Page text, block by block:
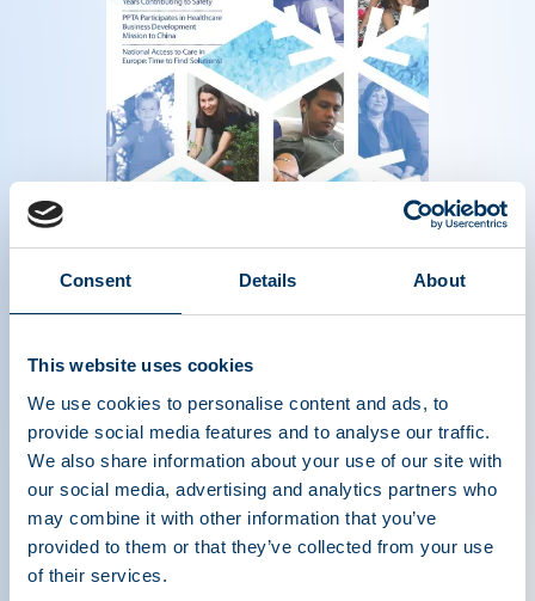
Consent Details About
This website uses cookies
We use cookies to personalise content and ads, to
provide social media features and to analyse our traffic.
We also share information about your use of our site with
our social media, advertising and analytics partners who
may combine it with other information that you’ve
provided to them or that they’ve collected from your use
of their services.
Magazine of the plasma protein therapeutics
industry - Winter 2016